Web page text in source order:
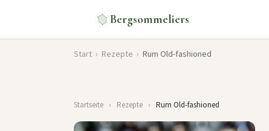
Bergsommeliers
Start › Rezepte › Rum Old-fashioned
Startseite › Rezepte › Rum Old-fashioned